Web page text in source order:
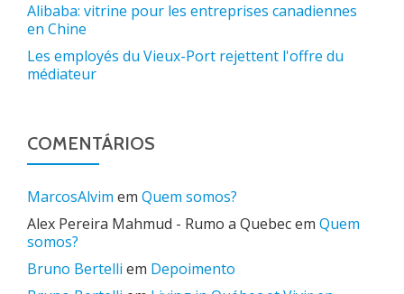
Alibaba: vitrine pour les entreprises canadiennes
en Chine
Les employés du Vieux-Port rejettent l'offre du
médiateur
COMENTÁRIOS
MarcosAlvim em Quem somos?
Alex Pereira Mahmud - Rumo a Quebecem Quem
somos?
Bruno Bertelli em Depoimento